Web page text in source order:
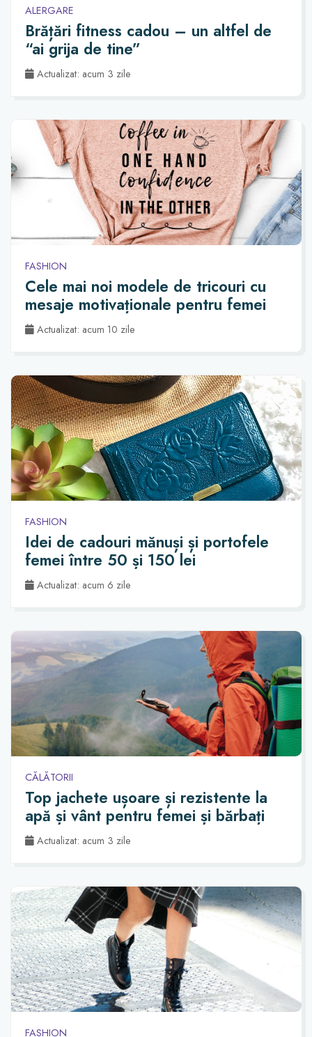
ALERGARE
Brățări fitness cadou – un altfel de
“ai grija de tine”
Actualizat: acum 3 zile
FASHION
Cele mai noi modele de tricouri cu
mesaje motivaționale pentru femei
Actualizat: acum 10 zile
FASHION
Idei de cadouri mănuși și portofele
femei între 50 și 150 lei
Actualizat: acum 6 zile
CĂLĂTORII
Top jachete ușoare și rezistente la
apă și vânt pentru femei și bărbați
Actualizat: acum 3 zile
FASHION